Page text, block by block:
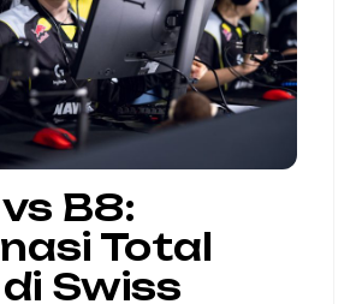
B8:
Total
di Swiss